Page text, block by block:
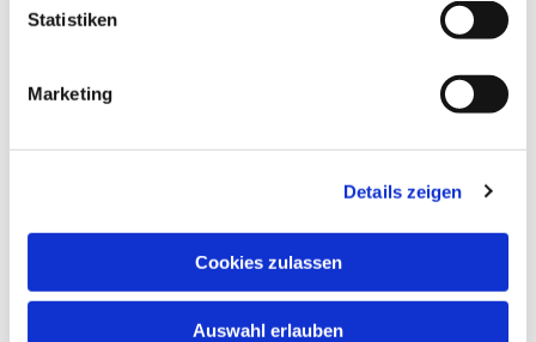
Statistiken
Marketing
Details zeigen
Cookies zulassen
Auswahl erlauben